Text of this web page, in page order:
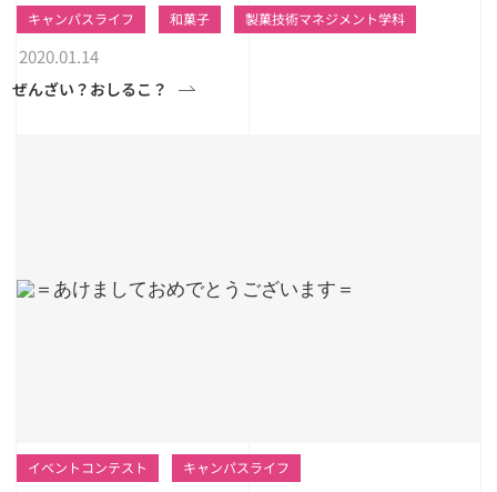
キャンパスライフ 和菓子 製菓技術マネジメント学科
2020.01.14
ぜんざい？おしるこ？
イベントコンテスト キャンパスライフ